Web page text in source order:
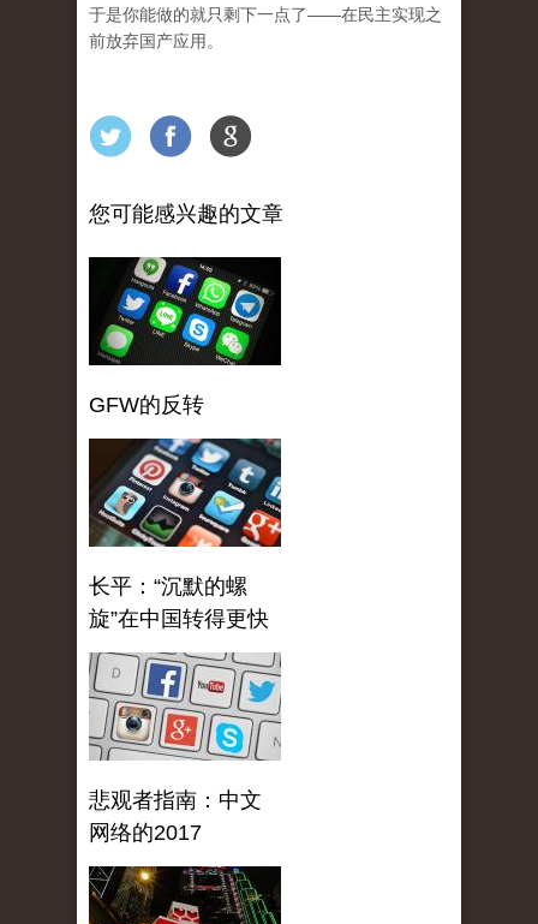
于是你能做的就只剩下一点了——在民主实现之
前放弃国产应用 。
您可能感兴趣的文章
GFW的反转
长平：“沉默的螺
旋”在中国转得更快
悲观者指南：中文
网络的2017